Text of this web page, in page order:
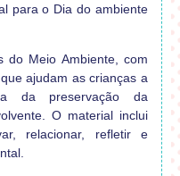
para o Dia do ambiente
do Meio Ambiente, com
ajudam as crianças a
da preservação da
O material inclui
relacionar, refletir e